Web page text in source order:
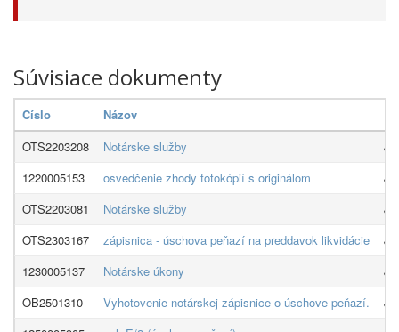
Súvisiace dokumenty
Číslo Názov
OTS2203208
Notárske služby
1220005153
osvedčenie zhody fotokópií s originálom
OTS2203081
Notárske služby
OTS2303167
zápisnica - úschova peňazí na preddavok likvidácie
1230005137
Notárske úkony
OB2501310
Vyhotovenie notárskej zápisnice o úschove peňazí.